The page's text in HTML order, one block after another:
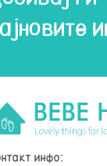
инфо: